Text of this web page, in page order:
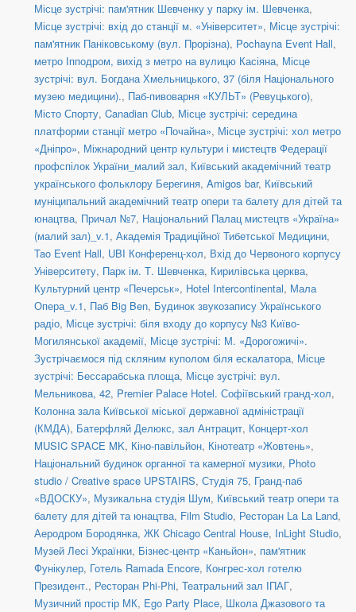
Місце зустрічі: пам'ятник Шевченку у парку ім. Шевченка,
Місце зустрічі: вхід до станції м. «Університет», Місце зустрічі:
пам'ятник Паніковському (вул. Прорізна), Pochayna Event Hall,
метро Іпподром, вихід з метро на вулицю Касіяна, Місце
зустрічі: вул. Богдана Хмельницького, 37 (біля Національного
музею медицини)., Паб-пивоварня «КУЛЬТ» (Ревуцького),
Місто Спорту, Canadian Club, Місце зустрічі: середина
платформи станції метро «Почайна», Місце зустрічі: хол метро
«Дніпро», Міжнародний центр культури і мистецтв Федерації
профспілок України_малий зал, Київський академічний театр
українського фольклору Берегиня, Amigos bar, Київський
муніципальний академічний театр опери та балету для дітей та
юнацтва, Причал №7, Національний Палац мистецтв «Україна»
(малий зал)_v.1, Академія Традиційної Тибетської Медицини,
Tao Event Hall, UBI Конференц-хол, Вхід до Червоного корпусу
Університету, Парк ім. Т. Шевченка, Кирилівська церква,
Культурний центр «Печерськ», Hotel Intercontinental, Мала
Опера_v.1, Паб Big Ben, Будинок звукозапису Українського
радіо, Місце зустрічі: біля входу до корпусу №3 Київо-
Могилянської академії, Місце зустрічі: М. «Дорогожичі».
Зустрічаємося під скляним куполом біля ескалатора, Місце
зустрічі: Бессарабська площа, Місце зустрічі: вул.
Мельникова, 42, Premier Palace Hotel. Софіївський гранд-хол,
Колонна зала Київської міської державної адміністрації
(КМДА), Батерфляй Делюкс, зал Антрацит, Концерт-хол
MUSIC SPACE MK, Кіно-павільйон, Кінотеатр «Жовтень»,
Національний будинок органної та камерної музики, Photo
studio / Creative space UPSTAIRS, Студія 75, Гранд-паб
«ВДОСКУ», Музикальна студія Шум, Київський театр опери та
балету для дітей та юнацтва, Film Studio, Ресторан La La Land,
Аеродром Бородянка, ЖК Chicago Central House, InLight Studio,
Музей Лесі Українки, Бізнес-центр «Каньйон», пам'ятник
Фунікулер, Готель Ramada Encore, Конгрес-хол готелю
Президент., Ресторан Phi-Phi, Театральний зал ІПАГ,
Музичний простір МК, Ego Party Place, Школа Джазового та